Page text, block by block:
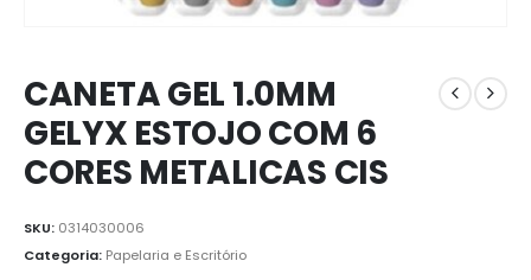
CANETA GEL 1.0MM
GELYX ESTOJO COM 6
CORES METALICAS CIS
SKU: 0314030006
Categoria: Papelaria e Escritório